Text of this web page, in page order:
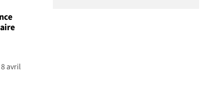
avril